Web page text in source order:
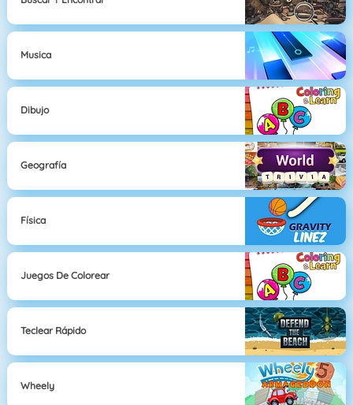
Musica
Dibujo
Geografía
Física
Juegos De Colorear
Teclear Rápido
Wheely